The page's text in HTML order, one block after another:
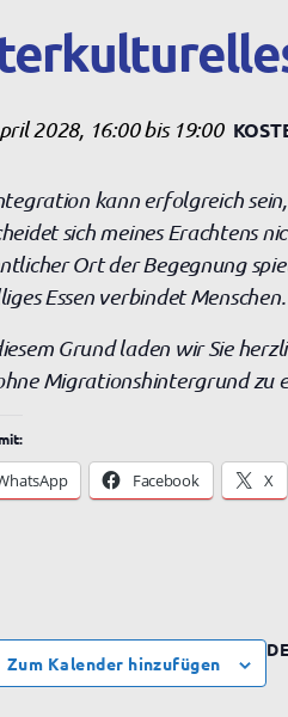
2028, 16:00bis 19:00
kann erfolgreich
sich meines Erachtens
Ort der Begegnung
Essen verbindet Menschen.
Grund laden wir Sie
Migrationshintergrund zu
Facebook X
Zum Kalender hinzufügen